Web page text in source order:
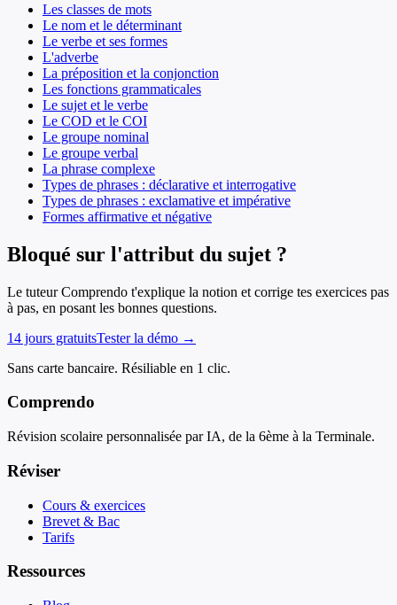
Les classes de mots
Le nom et le déterminant
Le verbe et ses formes
L'adverbe
La préposition et la conjonction
Les fonctions grammaticales
Le sujet et le verbe
Le COD et le COI
Le groupe nominal
Le groupe verbal
La phrase complexe
Types de phrases : déclarative et interrogative
Types de phrases : exclamative et impérative
Formes affirmative et négative
Bloqué sur l'attribut du sujet ?
Le tuteur Comprendo t'explique la notion et corrige tes exercices pas
à pas, en posant les bonnes questions.
14 jours gratuitsTester la démo →
Sans carte bancaire. Résiliable en 1 clic.
Comprendo
Révision scolaire personnalisée par IA, de la 6ème à la Terminale.
Réviser
Cours & exercices
Brevet & Bac
Tarifs
Ressources